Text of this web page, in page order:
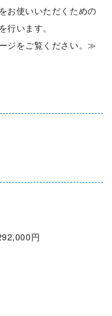
お使いいただくための
います。
ジをご覧ください。≫
円